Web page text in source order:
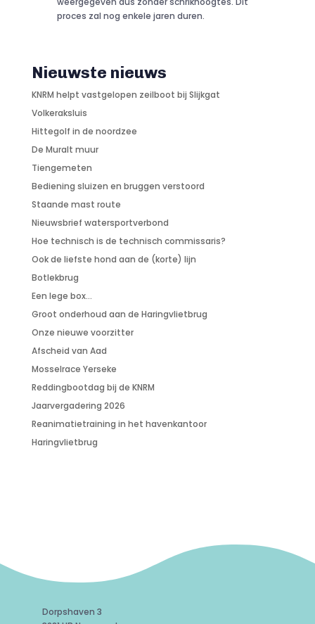
proces zal nog enkele jaren duren.
Nieuwste nieuws
KNRM helpt vastgelopen zeilboot bij Slijkgat
Volkeraksluis
Hittegolf in de noordzee
De Muralt muur
Tiengemeten
Bediening sluizen en bruggen verstoord
Staande mast route
Nieuwsbrief watersportverbond
Hoe technisch is de technisch commissaris?
Ook de liefste hond aan de (korte) lijn
Botlekbrug
Een lege box…
Groot onderhoud aan de Haringvlietbrug
Onze nieuwe voorzitter
Afscheid van Aad
Mosselrace Yerseke
Reddingbootdag bij de KNRM
Jaarvergadering 2026
Reanimatietraining in het havenkantoor
Haringvlietbrug
Dorpshaven 3